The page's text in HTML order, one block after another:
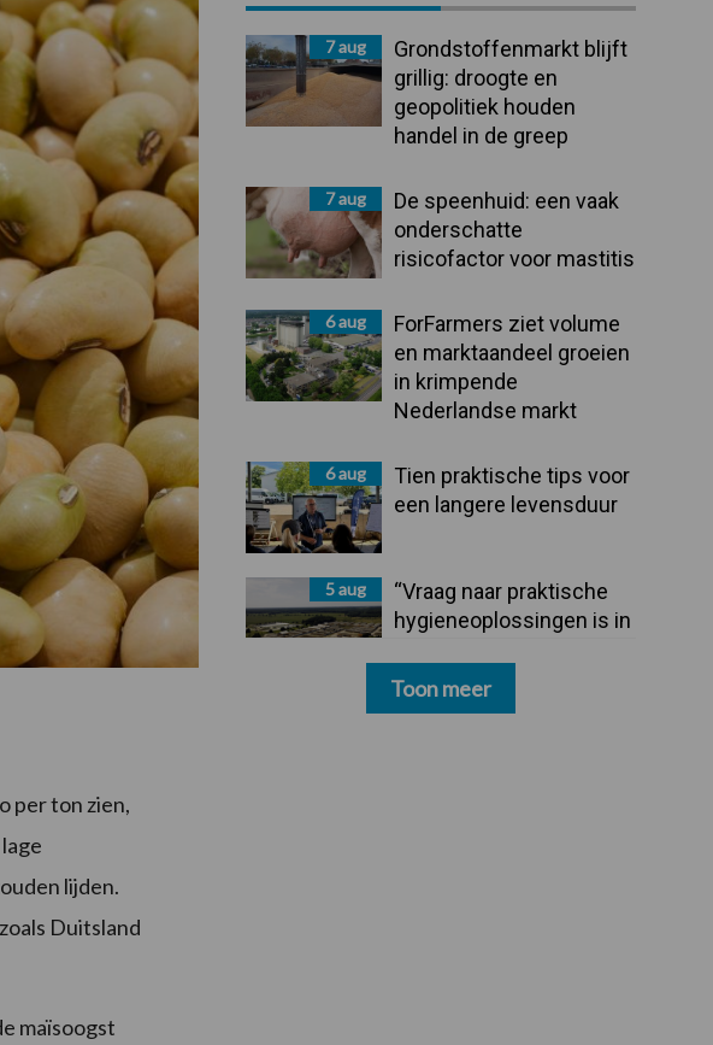
per ton zien,
lijden.
Duitsland
maïsoogst
Sidebar7 aug
Grondstoffenmarkt blijft
grillig: droogte en
geopolitiek houden
handel in de greep
7 aug
De speenhuid: een vaak
onderschatte
risicofactor voor mastitis
6 aug
ForFarmers ziet volume
en marktaandeel groeien
in krimpende
Nederlandse markt
6 aug
Tien praktische tips voor
een langere levensduur
5 aug
“Vraag naar praktische
hygieneoplossingen is in
Toon meer